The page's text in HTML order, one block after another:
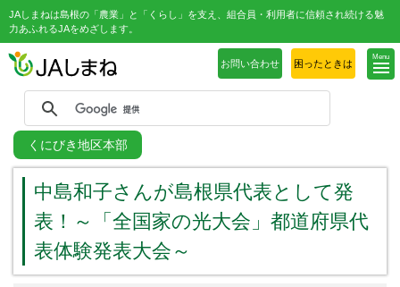
JAしまねは島根の「農業」と「くらし」を支え、組合員・利用者に信頼され続ける魅
力あふれるJAをめざします。
Menu
お問い合わせ 困ったときは
くにびき地区本部
中島和子さんが島根県代表として発
表！～「全国家の光大会」都道府県代
表体験発表大会～